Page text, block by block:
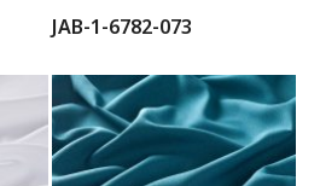
JAB-1-6782-073